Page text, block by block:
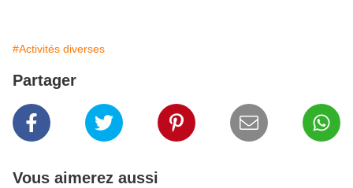
#Activités diverses
Partager
Vous aimerez aussi